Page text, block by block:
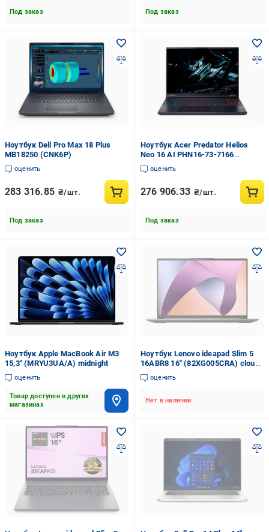
Под заказ Под заказ
Ноутбук Dell Pro Max 18 Plus
MB18250 (CNK6P)
оценить
283 316.85 ₴/шт.
Под заказ
Ноутбук Acer Predator Helios
Neo 16 AI PHN16-73-7166
Abyssal Black (NH.U1QAA.001)
оценить
276 906.33 ₴/шт.
Под заказ
Ноутбук Apple MacBook Air M3
15,3" (MRYU3UA/A) midnight
оценить
Товар доступен в других
магазинах
Ноутбук Lenovo ideapad Slim 5
16ABR8 16" (82XG005CRA) cloud
grey
оценить
Нет в наличии